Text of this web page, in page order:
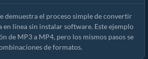
demuestra el proceso simple de convertir
línea sin instalar software. Este ejemplo
de MP3 a MP4, pero los mismos pasos se
de formatos.